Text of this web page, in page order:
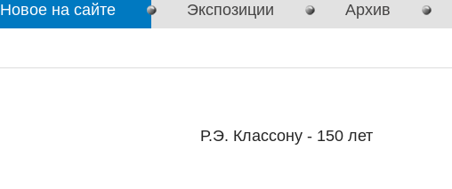
Новое на сайте Экспозиции Архив
Р.Э. Классону - 150 лет